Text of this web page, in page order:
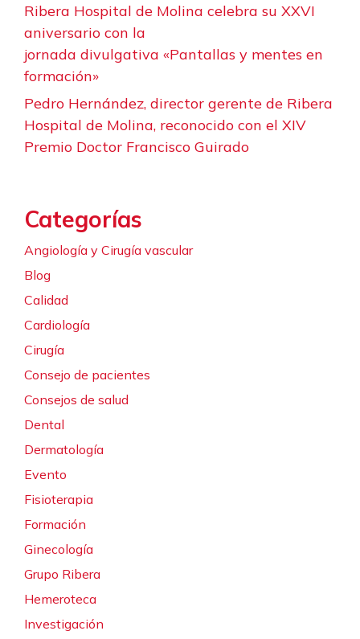
Ribera Hospital de Molina celebra su XXVI
aniversario con la
jornada divulgativa «Pantallas y mentes en
formación»
Pedro Hernández, director gerente de Ribera
Hospital de Molina, reconocido con el XIV
Premio Doctor Francisco Guirado
Categorías
Angiología y Cirugía vascular
Blog
Calidad
Cardiología
Cirugía
Consejo de pacientes
Consejos de salud
Dental
Dermatología
Evento
Fisioterapia
Formación
Ginecología
Grupo Ribera
Hemeroteca
Investigación